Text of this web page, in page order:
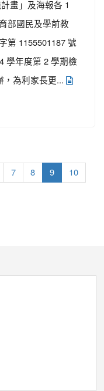
畫」及海報各 1
部國民及學前教
第 1155501187 號
學年度第 2 學期檢
，為利家長更...
7 8 9(current)
10